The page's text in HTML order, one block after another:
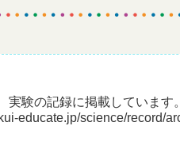
実験の記録に掲載しています
educate.jp/science/record/